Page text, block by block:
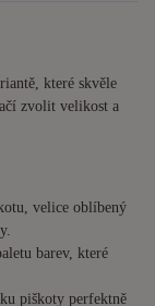
které skvěle
zvolit velikost a
velice oblíbený
barev, které
piškoty perfektně